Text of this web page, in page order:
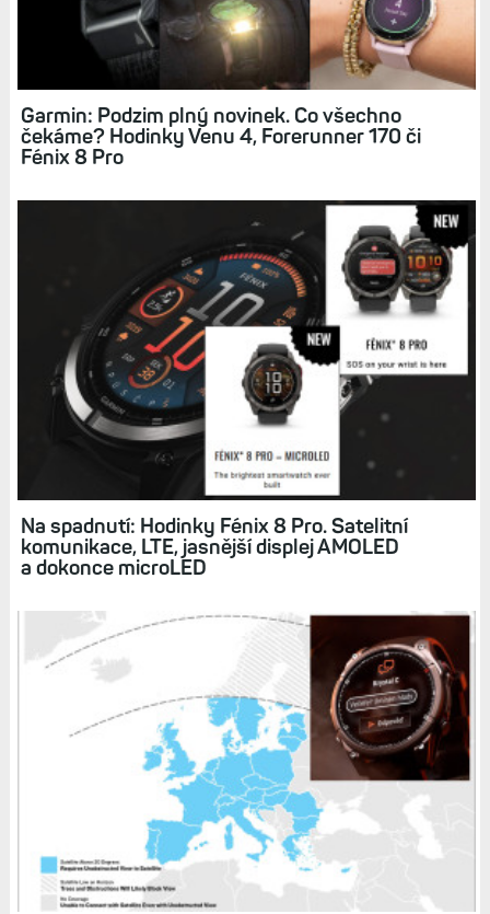
Jistota: Garmin chystá nové možnosti připojení
k LTE a satelitním sítím. První budou Fénixy
Garmin: Podzim plný novinek. Co všechno
čekáme? Hodinky Venu 4, Forerunner 170 či
Na spadnutí: Hodinky Fénix 8 Pro. Satelitní
komunikace, LTE, jasnější displej AMOLED
a dokonce microLED